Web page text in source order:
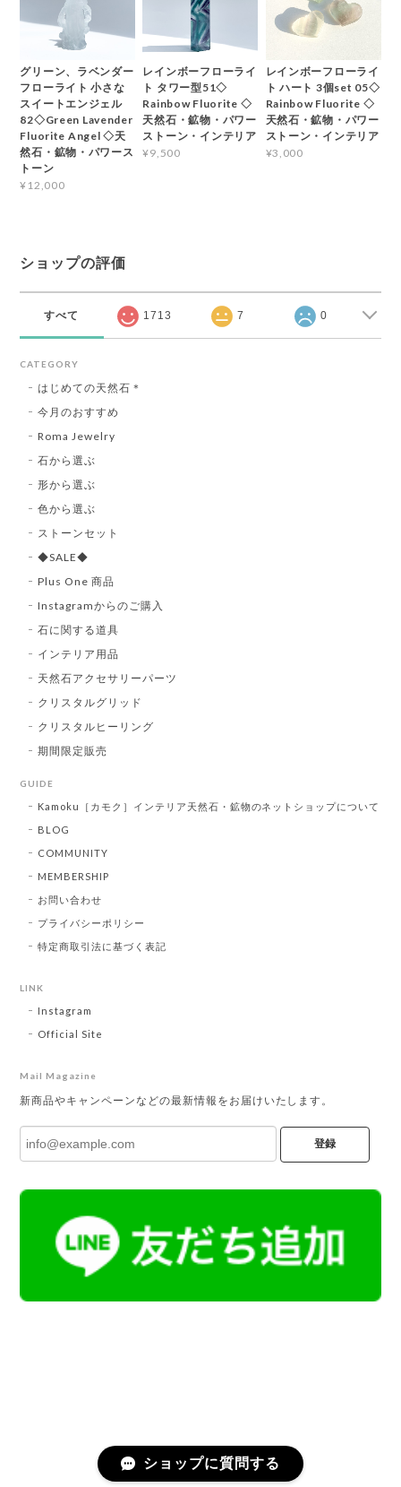
グリーン、ラベンダー
フローライト 小さな
スイートエンジェル
82◇Green Lavender
Fluorite Angel ◇天
然石・鉱物・パワース
トーン
¥12,000
レインボーフローライ
ト タワー型51◇
Rainbow Fluorite ◇
天然石・鉱物・パワー
ストーン・インテリア
¥9,500
レインボーフローライ
ト ハート 3個set 05◇
Rainbow Fluorite ◇
天然石・鉱物・パワー
ストーン・インテリア
¥3,000
ショップの評価
すべて 1713 7 0
CATEGORY
はじめての天然石＊
今月のおすすめ
Roma Jewelry
石から選ぶ
形から選ぶ
色から選ぶ
ストーンセット
◆SALE◆
Plus One 商品
Instagramからのご購入
石に関する道具
インテリア用品
天然石アクセサリーパーツ
クリスタルグリッド
クリスタルヒーリング
期間限定販売
GUIDE
Kamoku［カモク］インテリア天然石・鉱物のネットショップについて
BLOG
COMMUNITY
MEMBERSHIP
お問い合わせ
プライバシーポリシー
特定商取引法に基づく表記
LINK
Instagram
Official Site
Mail Magazine
新商品やキャンペーンなどの最新情報をお届けいたします。
登録
ショップに質問する